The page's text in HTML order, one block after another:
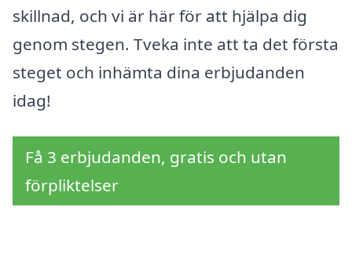
skillnad, och vi är här för att hjälpa dig
genom stegen. Tveka inte att ta det första
steget och in­hämta dina erbjudanden
idag!
Få 3 erbjudanden, gratis och utan
förpliktelser